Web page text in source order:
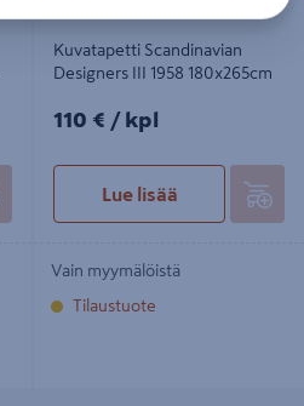
Kuvatapetti Scandinavian
Designers III 1958 180x265cm
110€/kpl
110 € / kpl
Lue lisää
Vain myymälöistä
Tilaustuote